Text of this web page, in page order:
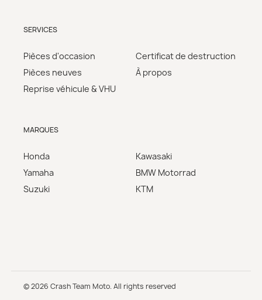
SERVICES
Pièces d'occasion
Pièces neuves
Reprise véhicule & VHU
Certificat de destruction
À propos
MARQUES
Honda
Yamaha
Suzuki
Kawasaki
BMW Motorrad
KTM
© 2026 Crash Team Moto. All rights reserved